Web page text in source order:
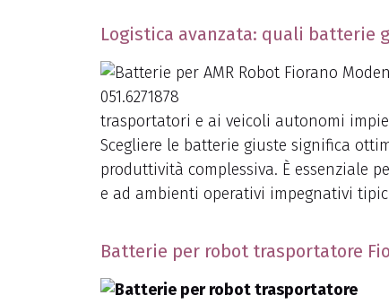
Logistica avanzata: quali batterie
trasportatori e ai veicoli autonomi
Scegliere le batterie giuste significa
produttività complessiva. È essenziale
e ad ambienti operativi impegnativi
Batterie per robot trasportatore